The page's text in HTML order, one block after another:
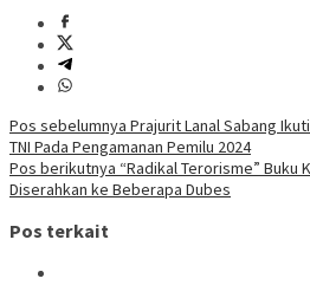
Navigasi
pos
Pos sebelumnya Prajurit Lanal Sabang
TNI Pada Pengamanan Pemilu 2024
Pos berikutnya “Radikal Terorisme” Buku
Diserahkan ke Beberapa Dubes
Pos terkait